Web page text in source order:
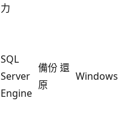
力
SQL
Server
Engine
備份 還
原
Windows